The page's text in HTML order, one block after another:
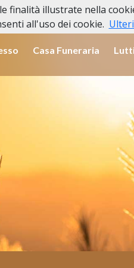
Casa Funeraria
illustrate nella
all'uso dei cookie.